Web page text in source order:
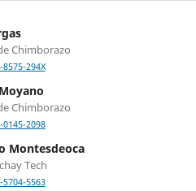
Chimborazo
294X
Chimborazo
2098
Montesdeoca
Tech
5563